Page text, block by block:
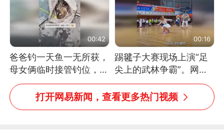
源：新华每日电讯）
00:42
爸爸钓一天鱼一无所获，
母女俩临时接管钓位，用
玩具鱼竿钓上大鱼
00:16
踢毽子大赛现场上演“足
尖上的武林争霸”。网
友：这哪是踢毽子，分明
是武侠片现场！#睡个好
打开网易新闻，查看更多热门视频